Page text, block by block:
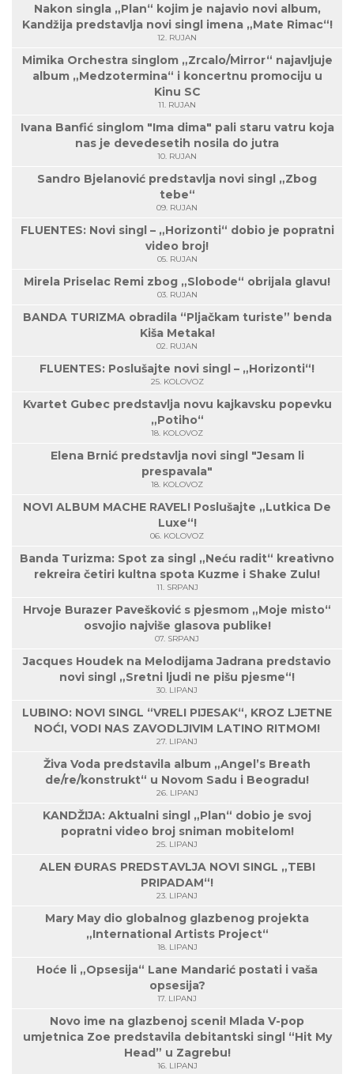
Nakon singla „Plan“ kojim je najavio novi album,
Kandžija predstavlja novi singl imena „Mate Rimac“!
12. RUJAN
Mimika Orchestra singlom „Zrcalo/Mirror“ najavljuje
album „Medzotermina“ i koncertnu promociju u
Kinu SC
11. RUJAN
Ivana Banfić singlom "Ima dima" pali staru vatru koja
nas je devedesetih nosila do jutra
10. RUJAN
Sandro Bjelanović predstavlja novi singl „Zbog
tebe“
09. RUJAN
FLUENTES: Novi singl – „Horizonti“ dobio je popratni
video broj!
05. RUJAN
Mirela Priselac Remi zbog „Slobode“ obrijala glavu!
03. RUJAN
BANDA TURIZMA obradila “Pljačkam turiste” benda
Kiša Metaka!
02. RUJAN
FLUENTES: Poslušajte novi singl – „Horizonti“!
25. KOLOVOZ
Kvartet Gubec predstavlja novu kajkavsku popevku
„Potiho“
18. KOLOVOZ
Elena Brnić predstavlja novi singl "Jesam li
prespavala"
18. KOLOVOZ
NOVI ALBUM MACHE RAVEL! Poslušajte „Lutkica De
Luxe“!
06. KOLOVOZ
Banda Turizma: Spot za singl „Neću radit“ kreativno
rekreira četiri kultna spota Kuzme i Shake Zulu!
11. SRPANJ
Hrvoje Burazer Pavešković s pjesmom „Moje misto“
osvojio najviše glasova publike!
07. SRPANJ
Jacques Houdek na Melodijama Jadrana predstavio
novi singl „Sretni ljudi ne pišu pjesme“!
30. LIPANJ
LUBINO: NOVI SINGL “VRELI PIJESAK“, KROZ LJETNE
NOĆI, VODI NAS ZAVODLJIVIM LATINO RITMOM!
27. LIPANJ
Živa Voda predstavila album „Angel’s Breath
de/re/konstrukt“ u Novom Sadu i Beogradu!
26. LIPANJ
KANDŽIJA: Aktualni singl „Plan“ dobio je svoj
popratni video broj sniman mobitelom!
25. LIPANJ
ALEN ĐURAS PREDSTAVLJA NOVI SINGL „TEBI
PRIPADAM“!
23. LIPANJ
Mary May dio globalnog glazbenog projekta
„International Artists Project“
18. LIPANJ
Hoće li „Opsesija“ Lane Mandarić postati i vaša
opsesija?
17. LIPANJ
Novo ime na glazbenoj sceni! Mlada V-pop
umjetnica Zoe predstavila debitantski singl “Hit My
Head” u Zagrebu!
16. LIPANJ